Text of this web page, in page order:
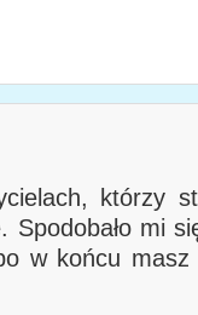
którzy
Spodobało mi
w końcu